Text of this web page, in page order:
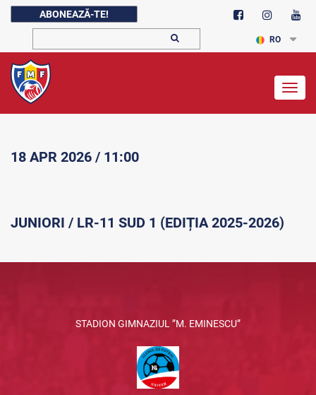
ABONEAZĂ-TE!
RO
18 APR 2026 / 11:00
JUNIORI / LR-11 SUD 1 (EDIȚIA 2025-2026)
STADION GIMNAZIUL ”M. EMINESCU”